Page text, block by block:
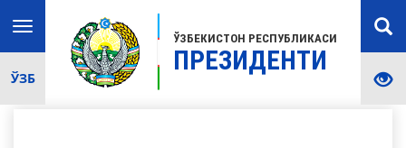
ЎЗБЕКИСТОН РЕСПУБЛИКАСИ
ПРЕЗИДЕНТИ
Toggle
navigation
ЎЗБ